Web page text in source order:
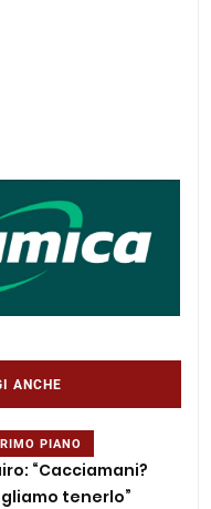
ANCHE
PIANO
“Cacciamani?
tenerlo”